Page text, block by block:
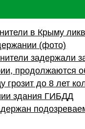
в Крыму
(фото)
задержали
продолжаются
грозит до 8 лет
здания ГИБДД